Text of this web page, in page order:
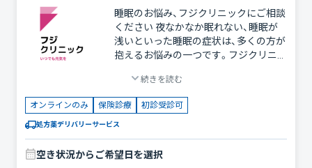
丁寧な診療を心がけています。お体の不
調や健康に関するお悩みがあれば、ぜひ
ご相談ください。オンライン診療を通じ
て、皆様の健康をしっかりサポートいた
します。 ※当院では診療費以外の費用
はかかりません。
睡眠のお悩み、フジクリニックにご相談
ください 夜なかなか眠れない、睡眠が
浅いといった睡眠の症状は、多くの方が
抱えるお悩みの一つです。フジクリニッ
丁寧に行い、患者様一人ひとりに適した
治療法をご提案しています。 ・処方可能
なお薬について 当クリニックでは、睡
眠導入剤を中心に、不眠症状の改善をサ
ポートします。 ・安心してご相談いただ
けるサポート体制 フジクリニックで
続きを読む
オンラインのみ 保険診療 初診受診可
処方薬デリバリーサービス
空き状況からご希望日を選択